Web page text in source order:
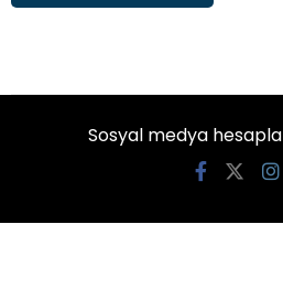
Sosyal medya